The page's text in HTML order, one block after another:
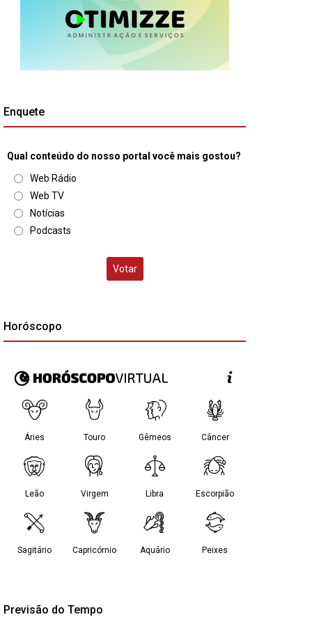
Enquete
Qual conteúdo do nosso portal você mais gostou?
Web Rádio
Web TV
Notícias
Podcasts
Votar
Horóscopo
Previsão do Tempo